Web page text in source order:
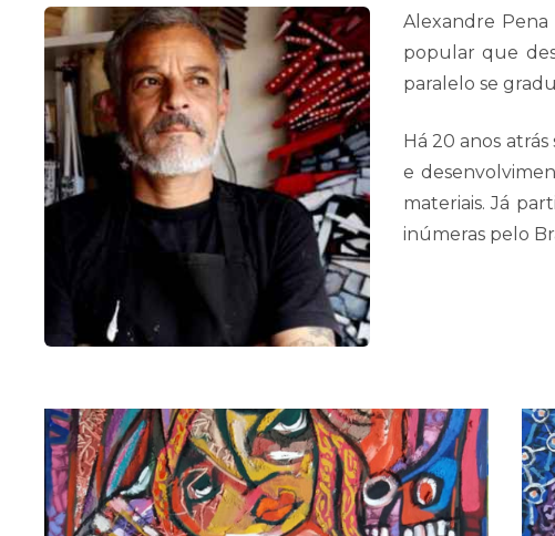
Alexandre
popular que
paralelo se
Há 20 anos
e
materiais. Já
inúmeras pelo